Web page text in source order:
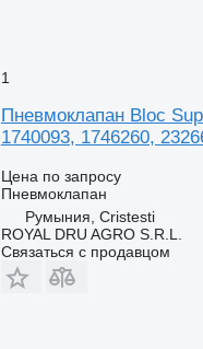
1
Пневмоклапан Bloc
1740093, 1746260,
Цена по запросу
Пневмоклапан
Румыния, Cristesti
ROYAL DRU AGRO S.R.L.
Связаться с продавцом